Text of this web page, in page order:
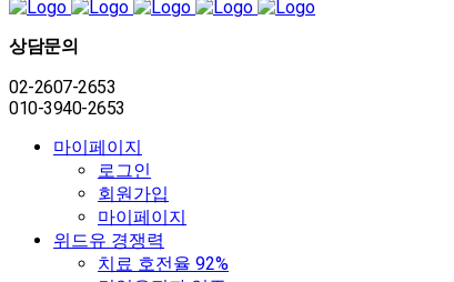
상담문의
02-2607-2653
010-3940-2653
마이페이지
로그인
회원가입
마이페이지
위드유 경쟁력
치료 호전율 92%